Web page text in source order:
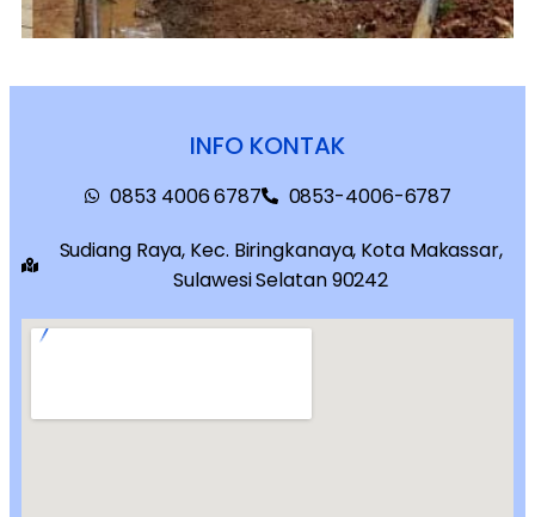
INFO KONTAK
0853 4006 6787
0853-4006-6787
Sudiang Raya, Kec. Biringkanaya, Kota Makassar,
Sulawesi Selatan 90242